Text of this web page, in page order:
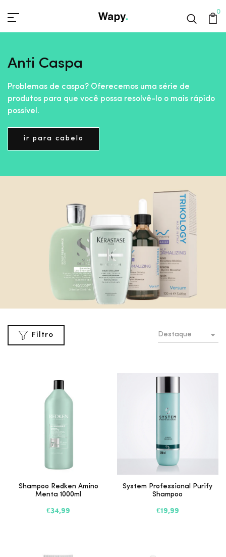
0
Anti Caspa
Problemas de caspa? Oferecemos uma série de
produtos para que você possa resolvê-lo o mais rápido
possível.
ir para cabelo
Filtro Destaque
Shampoo Redken Amino
Menta 1000ml
€34,99
System Professional Purify
Shampoo
€19,99